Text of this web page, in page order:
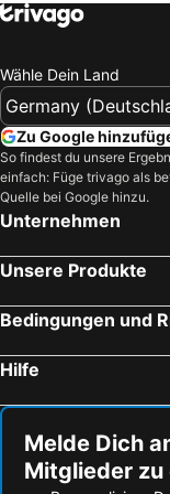
Alisios Playa
Wähle Dein Land
Zu Google
So findest du unsere
einfach: Füge trivago als
Quelle bei Google hinzu.
Unternehmen
Unsere Produkte
Bedingungen und
Hilfe
Melde Dich
Mitglieder zu